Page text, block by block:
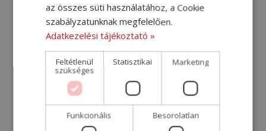
Nemzetközi szállítás
Nyereményjáték
Olaszország szállítási árak
Raktáros-gépkocsivezetőt keresünk
Raktározás, bútorok tárolása
Sütikezelési szabályzat
Svédország szállítási árak
az összes süti használatához, a Cookie
szabályzatunknak megfelelően.
Adatkezelési tájékoztató »
Feltétlenül
szükséges
Statisztikai Marketing
Funkcionális Besorolatlan